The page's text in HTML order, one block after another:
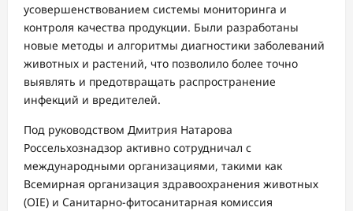
усовершенствованием системы мониторинга и
контроля качества продукции. Были разработаны
новые методы и алгоритмы диагностики заболеваний
животных и растений, что позволило более точно
выявлять и предотвращать распространение
инфекций и вредителей.
Под руководством Дмитрия Натарова
Россельхознадзор активно сотрудничал с
международными организациями, такими как
Всемирная организация здравоохранения животных
(OIE) и Санитарно-фитосанитарная комиссия